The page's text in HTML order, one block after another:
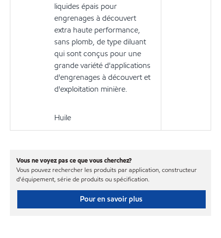
liquides épais pour
engrenages à découvert
extra haute performance,
sans plomb, de type diluant
qui sont conçus pour une
grande variété d'applications
d'engrenages à découvert et
d'exploitation minière.
Huile
Vous ne voyez pas ce que vous cherchez?
Vous pouvez rechercher les produits par application, constructeur
d'équipement, série de produits ou spécification.
Pour en savoir plus